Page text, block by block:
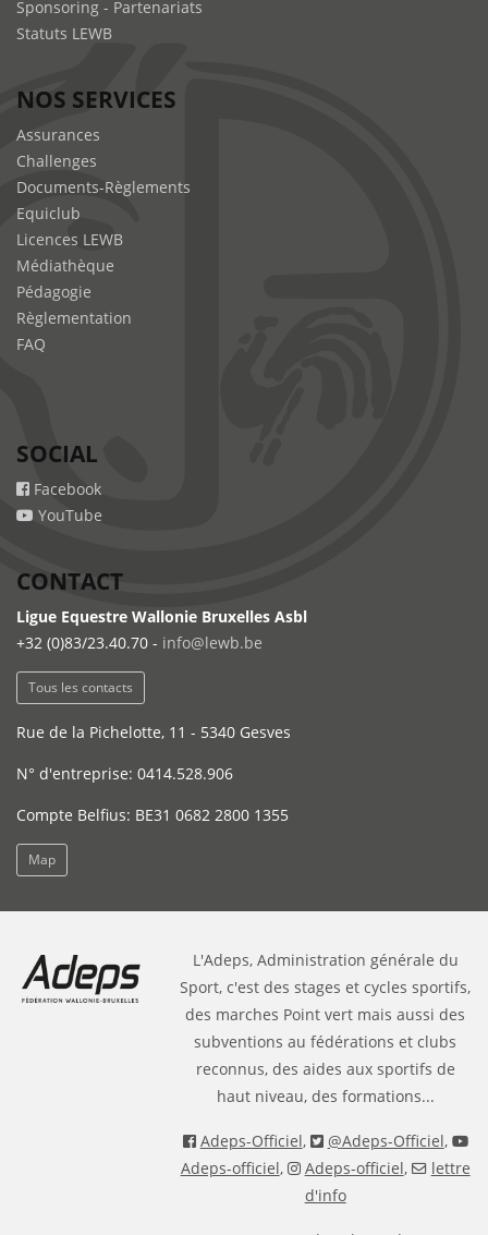
Sponsoring - Partenariats
Statuts LEWB
NOS SERVICES
Assurances
Challenges
Documents-Règlements
Equiclub
Licences LEWB
Médiathèque
Pédagogie
Règlementation
FAQ
SOCIAL
Facebook
YouTube
CONTACT
Ligue Equestre Wallonie Bruxelles Asbl
+32 (0)83/23.40.70 - info@lewb.be
Tous les contacts
Rue de la Pichelotte, 11 - 5340 Gesves
N° d'entreprise: 0414.528.906
Compte Belfius: BE31 0682 2800 1355
Map
L'Adeps, Administration générale du
Sport, c'est des stages et cycles sportifs,
des marches Point vert mais aussi des
subventions au fédérations et clubs
reconnus, des aides aux sportifs de
haut niveau, des formations...
Adeps-Officiel, @Adeps-Officiel,
Adeps-officiel, Adeps-officiel,
lettre
d'info